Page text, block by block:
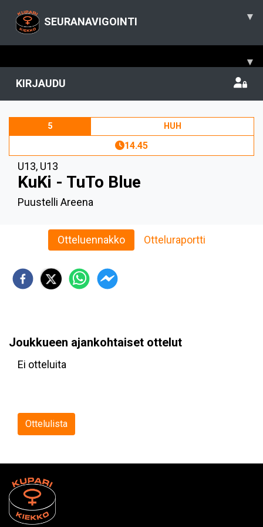
SEURANAVIGOINTI ▾
▾
KIRJAUDU
5 HUH
14.45
U13, U13
KuKi - TuTo Blue
Puustelli Areena
Otteluennakko Otteluraportti
Joukkueen ajankohtaiset ottelut
Ei otteluita
Ottelulista